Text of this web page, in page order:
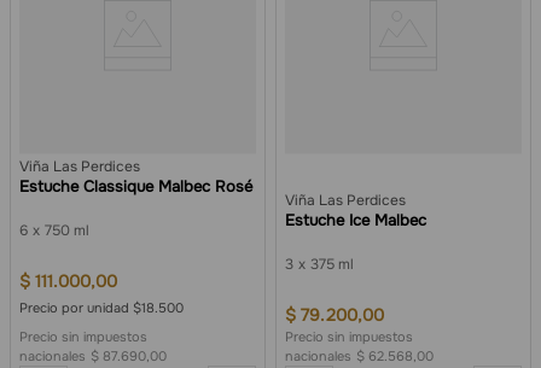
Viña Las Perdices
Estuche Classique Malbec Rosé
6 750 ml
$ 111.000,00
Precio por unidad $18.500
Precio sin impuestos
nacionales $ 87.690,00
Viña Las Perdices
Estuche Ice Malbec
3 375 ml
$ 79.200,00
Precio sin impuestos
nacionales $ 62.568,00